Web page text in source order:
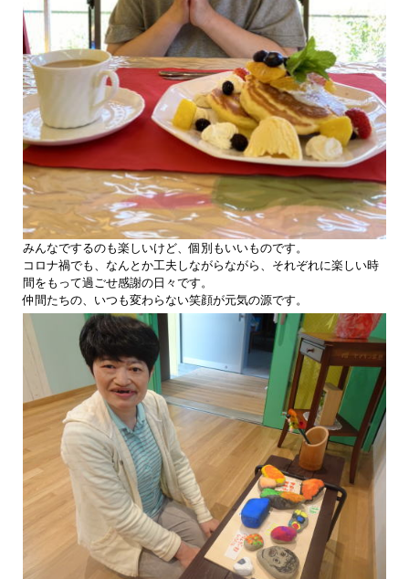
みんなでするのも楽しいけど、個別もいいものです。
コロナ禍でも、なんとか工夫しながらながら、それぞれに楽しい時
間をもって過ごせ感謝の日々です。
仲間たちの、いつも変わらない笑顔が元気の源です。